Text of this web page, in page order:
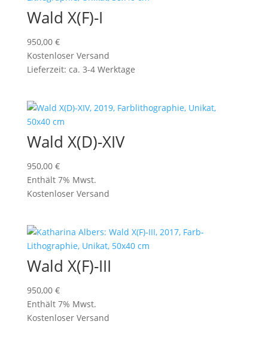
Wald X(F)-I
950,00 €
Kostenloser Versand
Lieferzeit: ca. 3-4 Werktage
Wald X(D)-XIV
950,00 €
Enthält 7% Mwst.
Kostenloser Versand
Wald X(F)-III
950,00 €
Enthält 7% Mwst.
Kostenloser Versand